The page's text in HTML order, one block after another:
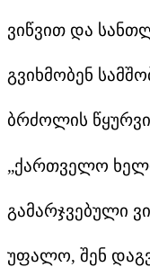
ვიწვით და
გვიხმობენ
ბრძოლის
„ქართველო
გამარჯვებული
უფალო, შენ